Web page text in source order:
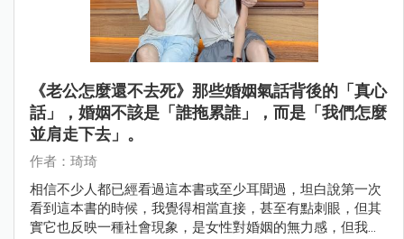
《老公怎麼還不去死》那些婚姻氣話背後的「真心
話」，婚姻不該是「誰拖累誰」，而是「我們怎麼
並肩走下去」。
作者：琦琦
相信不少人都已經看過這本書或至少耳聞過，坦白說第一次
看到這本書的時候，我覺得相當直接，甚至有點刺眼，但其
實它也反映一種社會現象，是女性對婚姻的無力感，但我同